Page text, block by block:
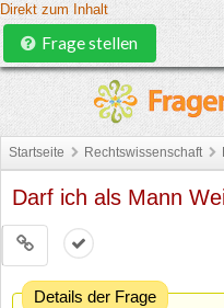
Direkt zum Inhalt
Frage stellen
Startseite Rechtswissenschaft
Darf ich als Mann
Details der Frage